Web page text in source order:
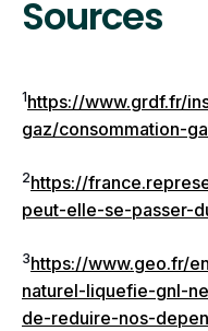
Sources
1https://www.grdf.fr/
gaz/consommation-
2https://
peut-elle-se-passer-
3https://www.geo.fr/
naturel-liquefie-gnl-
de-reduire-nos-